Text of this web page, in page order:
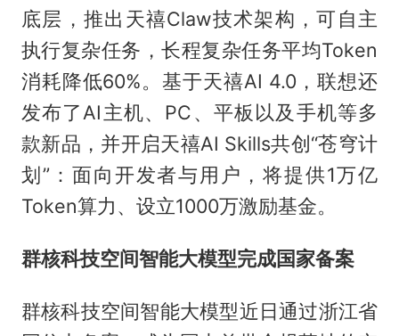
底层，推出天禧Claw技术架构，可自主
执行复杂任务，长程复杂任务平均Token
消耗降低60%。基于天禧AI 4.0，联想还
发布了AI主机、PC、平板以及手机等多
款新品，并开启天禧AI Skills共创“苍穹计
划”：面向开发者与用户，将提供1万亿
Token算力、设立1000万激励基金。
群核科技空间智能大模型完成国家备案
群核科技空间智能大模型近日通过浙江省